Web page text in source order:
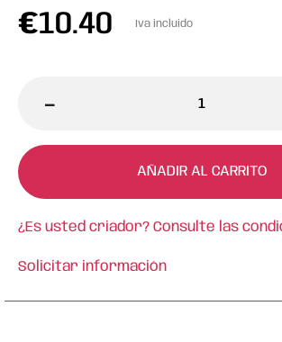
€10.40 Iva incluido
-
AÑADIR AL CARRITO
¿Es usted criador? Consulte las
Solicitar información